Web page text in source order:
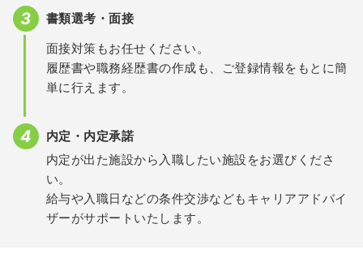
書類選考・面接
面接対策もお任せください。
履歴書や職務経歴書の作成も、ご登録情報をもとに簡
単に行えます。
内定・内定承諾
内定が出た施設から入職したい施設をお選びくださ
い。
給与や入職日などの条件交渉などもキャリアアドバイ
ザーがサポートいたします。